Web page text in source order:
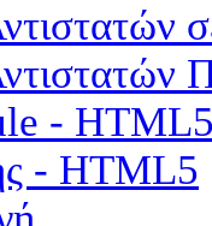
-
- HTML5